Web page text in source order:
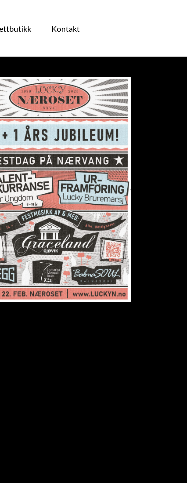
Kontakt